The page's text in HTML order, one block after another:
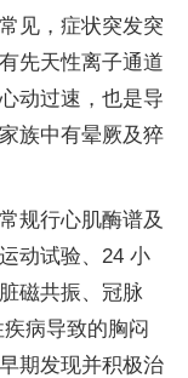
见，症状突发突
先天性离子通道
动过速，也是导
族中有晕厥及猝
规行心肌酶谱及
动试验、24 小
磁共振、冠脉
病导致的胸闷
期发现并积极治